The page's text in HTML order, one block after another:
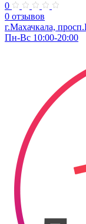
0
0 отзывов
г.Махачкала,
Пн-Вс 10:00-20:00